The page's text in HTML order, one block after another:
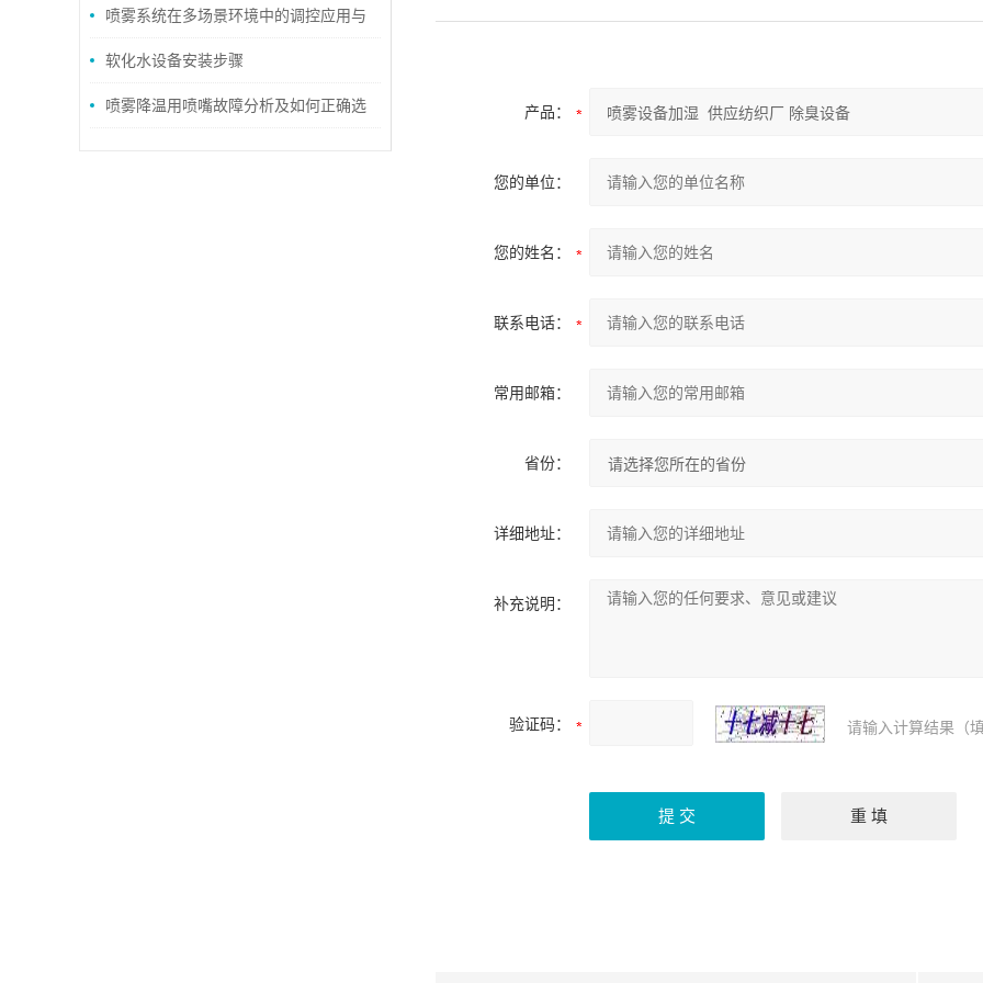
来怎样的便利
喷雾系统在多场景环境中的调控应用与
技术创新
软化水设备安装步骤
喷雾降温用喷嘴故障分析及如何正确选 产品：
您的单位：
您的姓名：
联系电话：
常用邮箱：
省份：
详细地址：
补充说明：
验证码： 请输入计算结果（